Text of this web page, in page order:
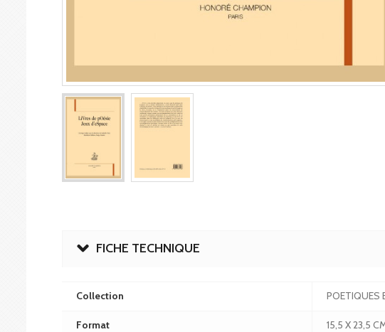
FICHE TECHNIQUE
Collection POETIQUES
Format 15,5 X 23,5